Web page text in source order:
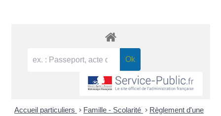
Accueil particuliers > Famille - Scolarité > Règlement d'une